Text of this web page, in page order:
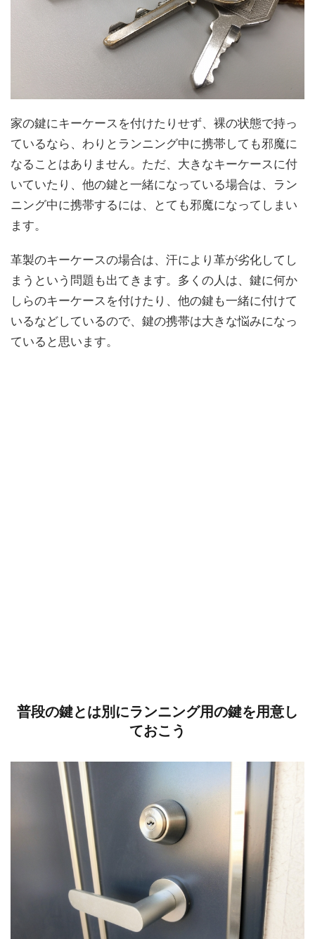
家の鍵にキーケースを付けたりせず、裸の状態で持っ
ているなら、わりとランニング中に携帯しても邪魔に
なることはありません。ただ、大きなキーケースに付
いていたり、他の鍵と一緒になっている場合は、ラン
ニング中に携帯するには、とても邪魔になってしまい
ます。
革製のキーケースの場合は、汗により革が劣化してし
まうという問題も出てきます。多くの人は、鍵に何か
しらのキーケースを付けたり、他の鍵も一緒に付けて
いるなどしているので、鍵の携帯は大きな悩みになっ
ていると思います。
普段の鍵とは別にランニング用の鍵を用意し
ておこう